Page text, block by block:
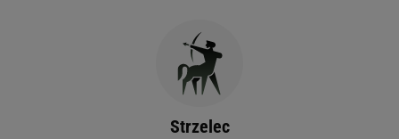
Strzelec